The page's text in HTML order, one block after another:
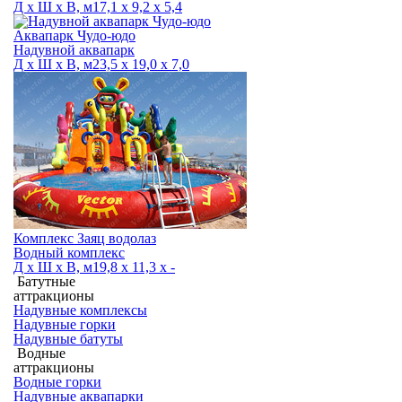
Д х Ш х В, м17,1 х 9,2 х 5,4
Аквапарк Чудо-юдо
Надувной аквапарк
Д х Ш х В, м23,5 х 19,0 х 7,0
Комплекс Заяц водолаз
Водный комплекс
Д х Ш х В, м19,8 х 11,3 х -
Батутные
аттракционы
Надувные комплексы
Надувные горки
Надувные батуты
Водные
аттракционы
Водные горки
Надувные аквапарки